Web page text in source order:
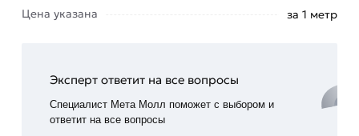
Москве и Московской области.
мышкой«Добавить в корзину» или нажмите на
позвонив по контактам указанным на сайте.
Цена указана
за 1 метр
Эксперт ответит на все вопросы
Специалист Мета Молл поможет с выбором и
ответит на все вопросы